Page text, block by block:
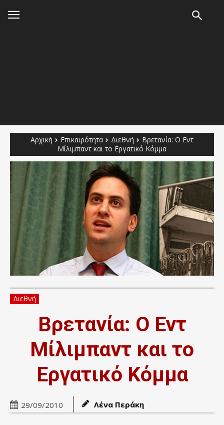
Αρχική Επικαιρότητα Διεθνή
Βρετανία: Ο Εντ
Μίλιμπαντ και το Εργατικό Κόμμα
Διεθνή
Βρετανία: Ο Εντ
Μίλιμπαντ και το
Εργατικό Κόμμα
29/09/2010 Λένα Περάκη